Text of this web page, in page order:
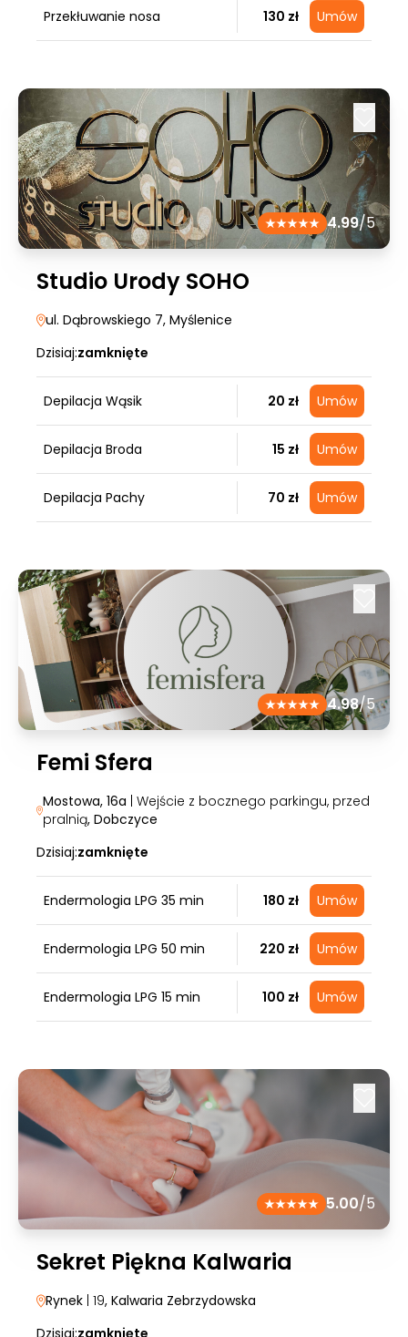
Przekłuwanie nosa 130 zł Umów
4.99/5
Studio Urody SOHO
ul. Dąbrowskiego 7, Myślenice
Dzisiaj:zamknięte
Depilacja Wąsik 20 zł Umów
Depilacja Broda 15 zł Umów
Depilacja Pachy 70 zł Umów
4.98/5
Femi Sfera
Mostowa, 16a | Wejście z bocznego parkingu, przed
pralnią, Dobczyce
Dzisiaj:zamknięte
Endermologia LPG 35 min 180 zł Umów
Endermologia LPG 50 min 220 zł Umów
Endermologia LPG 15 min 100 zł Umów
5.00/5
Sekret Piękna Kalwaria
Rynek | 19, Kalwaria Zebrzydowska
Dzisiaj:zamknięte